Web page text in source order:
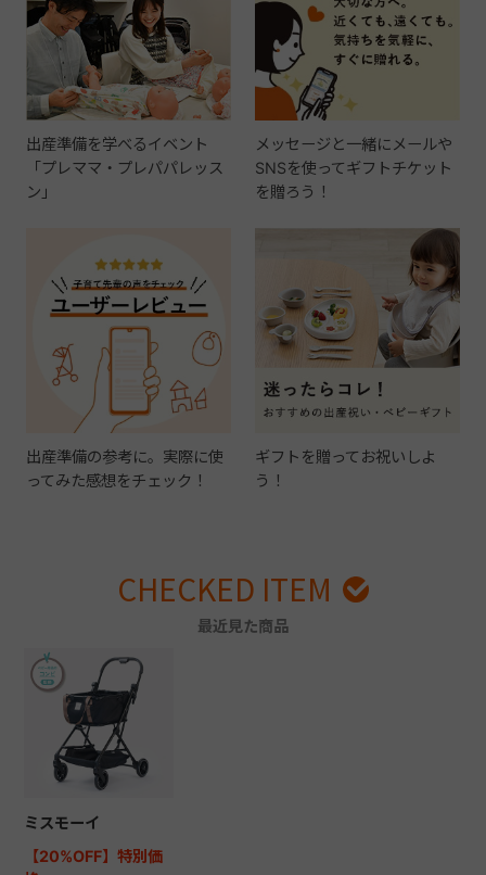
出産準備を学べるイベント
「プレママ・プレパパレッス
ン」
メッセージと一緒にメールや
SNSを使ってギフトチケット
を贈ろう！
出産準備の参考に。実際に使
ってみた感想をチェック！
ギフトを贈ってお祝いしよ
う！
CHECKED ITEM
最近見た商品
ミスモーイ
【20%OFF】特別価